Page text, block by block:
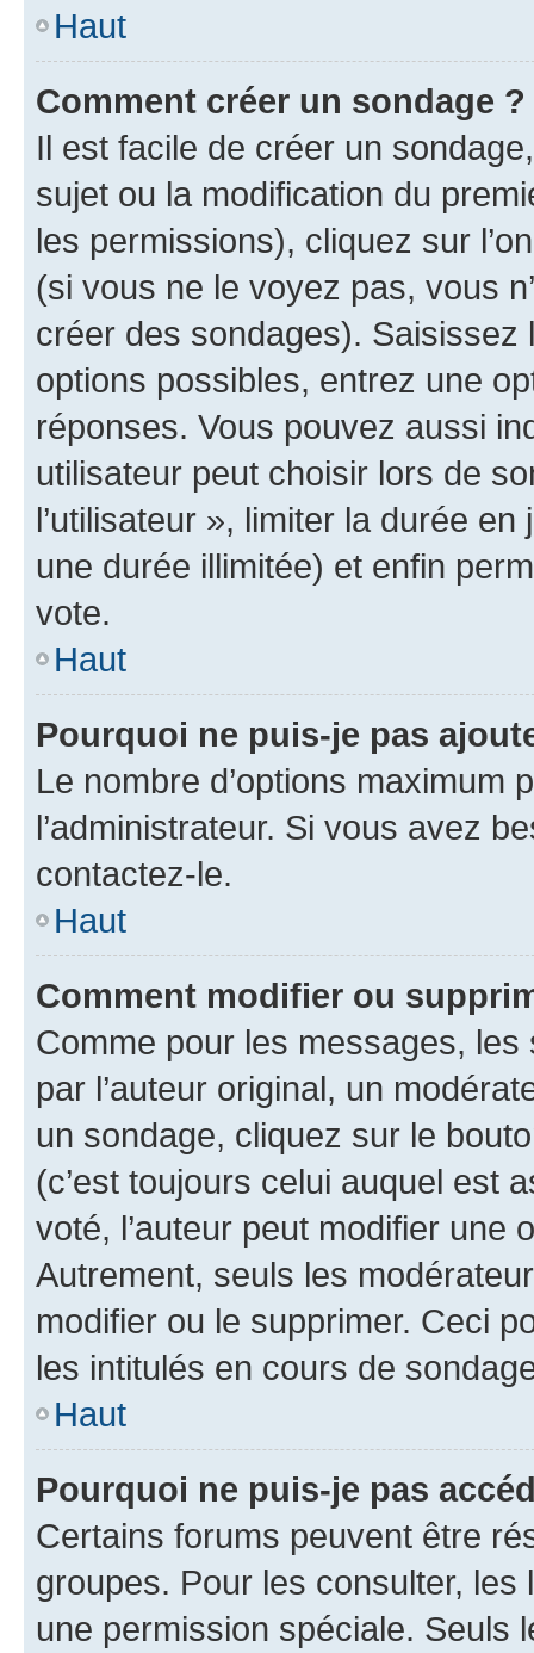
Haut
Comment créer un sondage ?
Il est facile de créer un
sujet ou la modification du
les permissions), cliquez sur
(si vous ne le voyez pas, vous
créer des sondages).
options possibles, entrez une
réponses. Vous pouvez aussi
utilisateur peut choisir lors de
l’utilisateur », limiter la durée
une durée illimitée) et enfin
vote.
Haut
Pourquoi ne puis-je pas
Le nombre d’options maximum
l’administrateur. Si vous avez
contactez-le.
Haut
Comment modifier ou
Comme pour les messages,
par l’auteur original, un
un sondage, cliquez sur le
(c’est toujours celui auquel est
voté, l’auteur peut modifier une
Autrement, seuls les
modifier ou le supprimer. Ceci
les intitulés en cours de
Haut
Pourquoi ne puis-je pas
Certains forums peuvent être
groupes. Pour les consulter,
une permission spéciale. Seuls